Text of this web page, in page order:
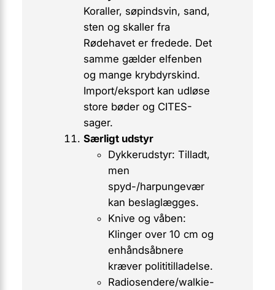
Koraller, søpindsvin, sand,
sten og skaller fra
Rødehavet er fredede. Det
samme gælder elfenben
og mange krybdyrskind.
Import/eksport kan udløse
store bøder og CITES-
sager.
Særligt udstyr
Dykkerudstyr: Tilladt,
men
spyd-/harpungevær
kan beslaglægges.
Knive og våben:
Klinger over 10 cm og
enhåndsåbnere
kræver polititilladelse.
Radiosendere/walkie-